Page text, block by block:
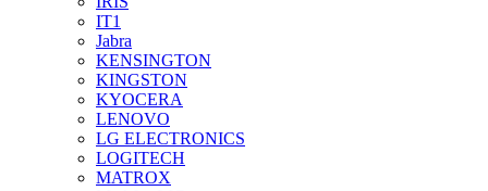
IT1
Jabra
KENSINGTON
KINGSTON
KYOCERA
LENOVO
LG ELECTRONICS
LOGITECH
MATROX